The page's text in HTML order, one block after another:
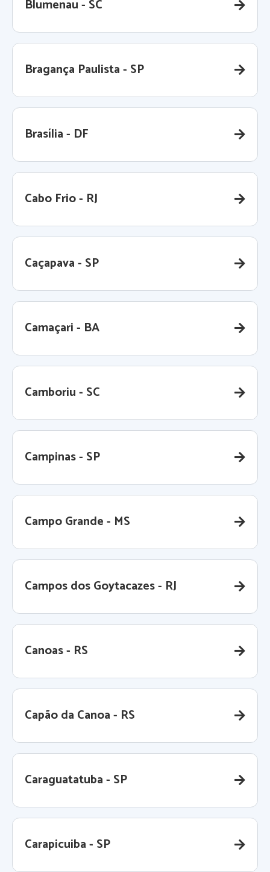
Blumenau - SC
Bragança Paulista - SP
Brasília - DF
Cabo Frio - RJ
Caçapava - SP
Camaçari - BA
Camboriu - SC
Campinas - SP
Campo Grande - MS
Campos dos Goytacazes - RJ
Canoas - RS
Capão da Canoa - RS
Caraguatatuba - SP
Carapicuiba - SP